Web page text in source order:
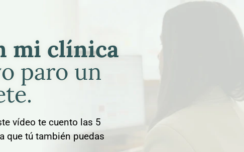
mi clínica
paro un
vídeo te cuento las 5
que tú también puedas